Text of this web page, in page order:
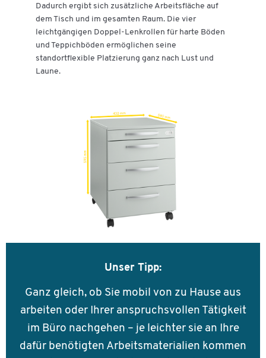
Dadurch ergibt sich zusätzliche Arbeitsfläche auf
dem Tisch und im gesamten Raum. Die vier
leichtgängigen Doppel-Lenkrollen für harte Böden
und Teppichböden ermöglichen seine
standortflexible Platzierung ganz nach Lust und
Laune.
Unser Tipp:
Ganz gleich, ob Sie mobil von zu Hause aus
arbeiten oder Ihrer anspruchsvollen Tätigkeit
im Büro nachgehen – je leichter sie an Ihre
dafür benötigten Arbeitsmaterialien kommen